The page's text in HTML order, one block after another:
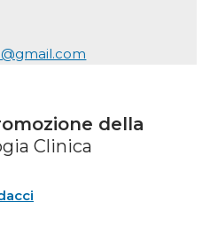
della
Clinica